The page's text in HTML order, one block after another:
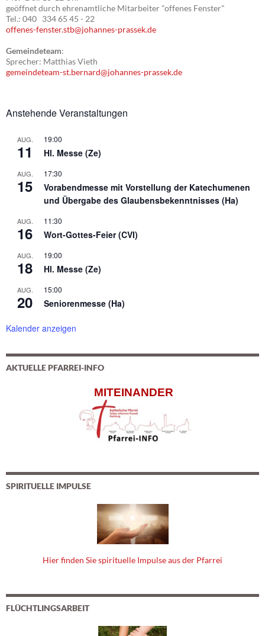
geöffnet durch ehrenamtliche Mitarbeiter "offenes Fenster"
Tel.: 040 334 65 45 - 22
offenes-fenster.stb@johannes-prassek.de
Gemeindeteam:
Sprecher: Matthias Vieth
gemeindeteam-st.bernard@johannes-prassek.de
Anstehende Veranstaltungen
AUG.
11
19:00
Hl. Messe (Ze)
AUG.
15
17:30
Vorabendmesse mit Vorstellung der Katechumenen
und Übergabe des Glaubensbekenntnisses (Ha)
AUG.
16
11:30
Wort-Gottes-Feier (CVI)
AUG.
18
19:00
Hl. Messe (Ze)
AUG.
20
15:00
Seniorenmesse (Ha)
Kalender anzeigen
AKTUELLE PFARREI-INFO
MITEINANDER
SPIRITUELLE IMPULSE
Hier finden Sie spirituelle Impulse aus der Pfarrei
FLÜCHTLINGSARBEIT